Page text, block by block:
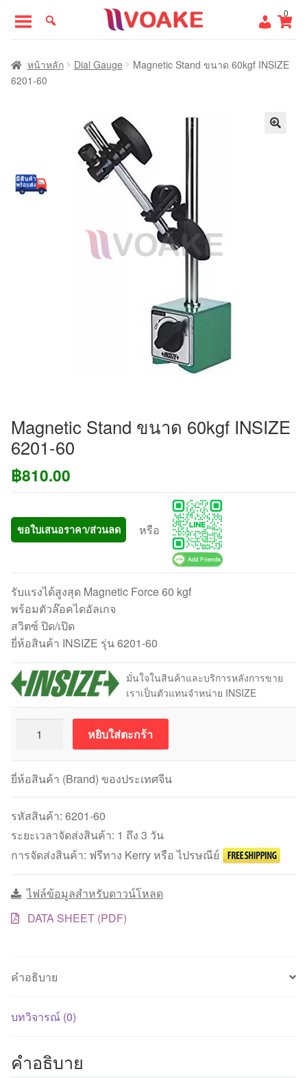
to
navigation
to
content
0
หน้าแรก
หน้าหลัก Dial Gauge
Magnetic Stand ขนาด 60kgf INSIZE
6201-60
Magnetic Stand ขนาด 60kgf INSIZE
6201-60
฿810.00
ขอใบเสนอราคา/ส่วนลด หรือ
รับแรงได้สูงสุด Magnetic Force 60 kgf
พร้อมตัวล๊อคไดอัลเกจ
สวิตซ์ ปิด/เปิด
ยี่ห้อสินค้า INSIZE รุ่น 6201-60
มั่นใจในสินค้าและบริการหลังการขาย
เราเป็นตัวแทนจำหน่าย INSIZE
Magnetic
Stand
ขนาด
60kgf
INSIZE
6201-
ชิ้น
หยิบใส่ตะกร้า
ยี่ห้อสินค้า (Brand) ของประเทศจีน
รหัสสินค้า: 6201-60
ระยะเวลาจัดส่งสินค้า: 1 ถึง 3 วัน
การจัดส่งสินค้า: ฟรีทาง Kerry หรือ ไปรษณีย์
ไฟล์ข้อมูลสำหรับดาวน์โหลด
DATA SHEET (PDF)
คำอธิบาย
บทวิจารณ์ (0)
คำอธิบาย